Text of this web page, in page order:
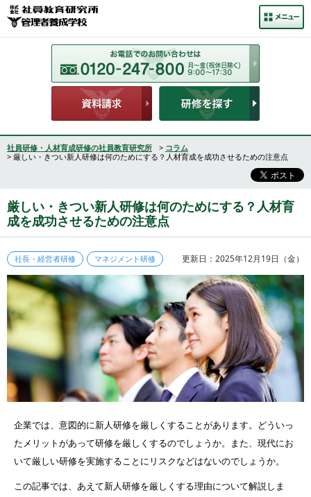
社員研修・人材育成研修の社員教育研究所 > コラム
> 厳しい・きつい新人研修は何のためにする？人材育成を成功させるための注意点
厳しい・きつい新人研修は何のためにする？人材育
成を成功させるための注意点
社長・経営者研修 マネジメント研修 更新日：2025年12月19日（金）
企業では、意図的に新人研修を厳しくすることがあります。どういっ
たメリットがあって研修を厳しくするのでしょうか。また、現代にお
いて厳しい研修を実施することにリスクなどはないのでしょうか。
この記事では、あえて新人研修を厳しくする理由について解説しま